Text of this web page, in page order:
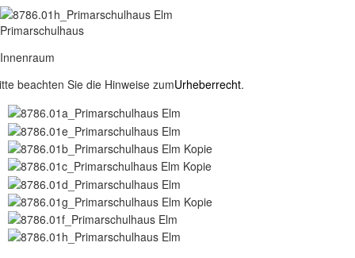
Primarschulhaus
Innenraum
beachten Sie die Hinweise zumUrheberrecht.